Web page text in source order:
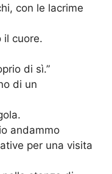
con le lacrime
il cuore.
di sì.”
di un
andammo
per una visita